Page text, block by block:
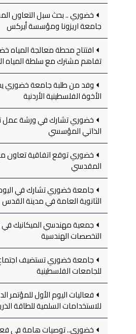
خضوري .. بحث سبل التعاون
جامعة اريزونا ومؤسسة أيركس
افتتاح محطة معالجة المياه
تفاهم مشترك مع سلطة المياه
وفد من طلبة جامعة خضوري
الأخوة الفلسطينية الأردنية
خضوري تشارك في ورشة عمل
الذاتي المؤسسي
خضوري توقع اتفاقية تعاون
المقدسي
جامعة خضوري تشارك في
الثانوية العامة في مدينة القدس
جمعية مهندسي الميكانيك
التخصصات الهندسية
جامعة خضوري تستضيف اجتماع
للجامعات الفلسطينية
فعاليات اليوم الأول للمؤتمر
للاستخدامات السلمية للطاقة
خضوري.. توصيات هامة في